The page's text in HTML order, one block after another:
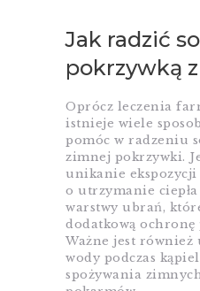
Jak radzić
pokrzywką
Oprócz leczenia
istnieje wiele
pomóc w radzeniu
zimnej pokrzywki.
unikanie
o utrzymanie ciepła
warstwy ubrań,
dodatkową ochronę
Ważne jest
wody podczas
spożywania